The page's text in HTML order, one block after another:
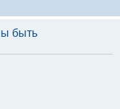
быть